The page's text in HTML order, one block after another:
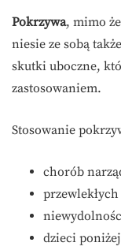
Pokrzywa, mimo
niesie ze sobą
skutki uboczne,
zastosowaniem.
Stosowanie
chorób
dzieci